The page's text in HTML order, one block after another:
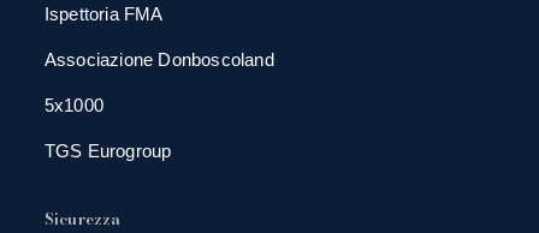
Ispettoria FMA
Associazione Donboscoland
5x1000
TGS Eurogroup
Sicurezza